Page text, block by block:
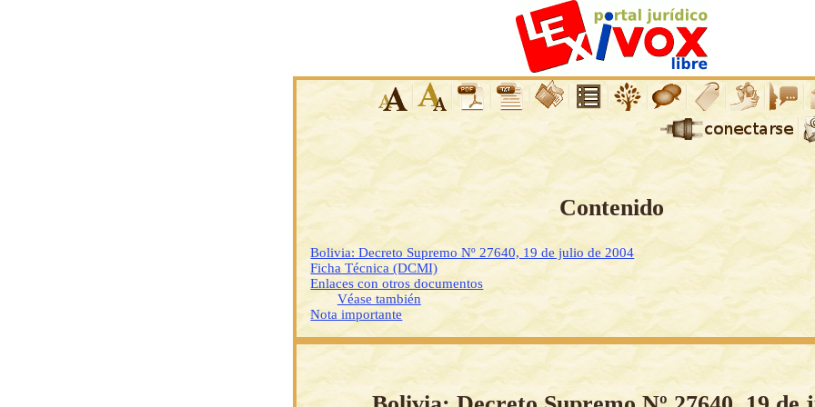
Contenido
Bolivia: Decreto Supremo Nº 27640, 19 de julio de 2004
Ficha Técnica (DCMI)
Enlaces con otros documentos
Véase también
Nota importante